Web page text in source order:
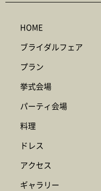
HOME
ブライダルフェア
プラン
挙式会場
パーティ会場
料理
ドレス
アクセス
ギャラリー